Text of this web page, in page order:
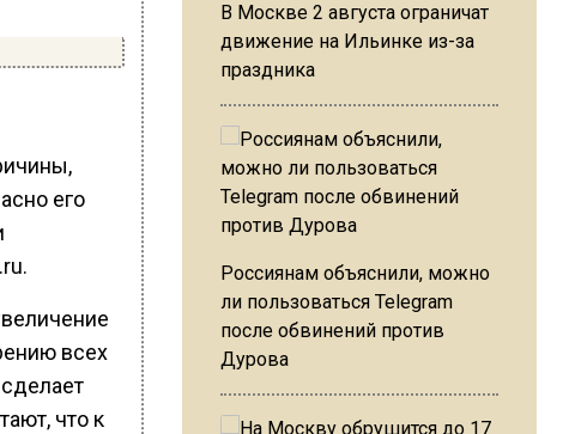
его
всех
что к
В Москве 2 августа ограничат
движение на Ильинке из-за
праздника
Россиянам объяснили, можно
ли пользоваться Telegram
после обвинений против
Дурова